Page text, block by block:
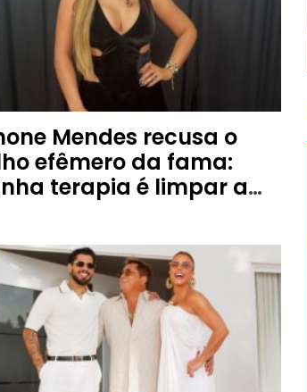
Mendes recusa o
efêmero da fama:
terapia é limpar a